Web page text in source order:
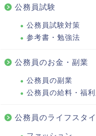
公務員試験
公務員試験対策
参考書・勉強法
公務員のお金・副業
公務員の副業
公務員の給料・福
公務員のライフスタ